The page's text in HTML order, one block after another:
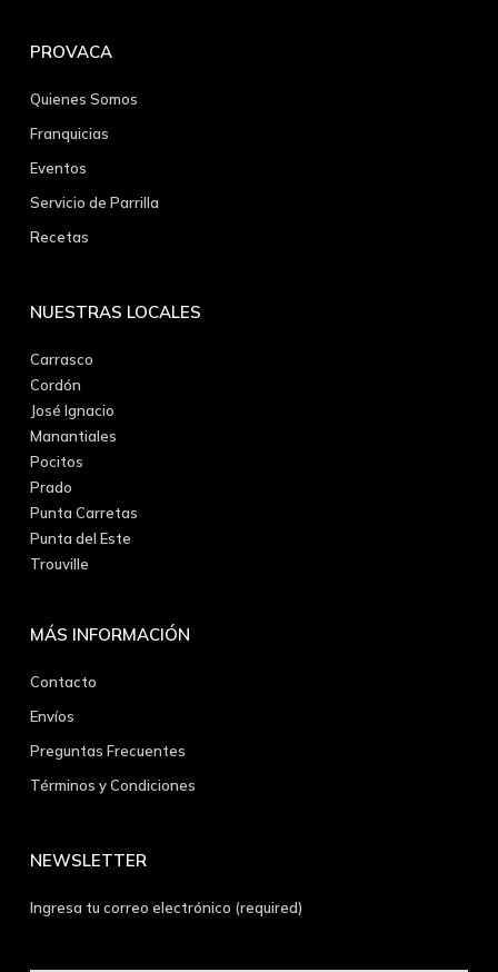
PROVACA
Quienes Somos
Franquicias
Eventos
Servicio de Parrilla
Recetas
NUESTRAS LOCALES
Carrasco
Cordón
José Ignacio
Manantiales
Pocitos
Prado
Punta Carretas
Punta del Este
Trouville
MÁS INFORMACIÓN
Contacto
Envíos
Preguntas Frecuentes
Términos y Condiciones
NEWSLETTER
Ingresa tu correo electrónico (required)